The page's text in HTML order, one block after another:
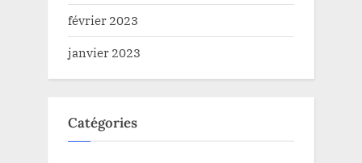
février 2023
janvier 2023
Catégories